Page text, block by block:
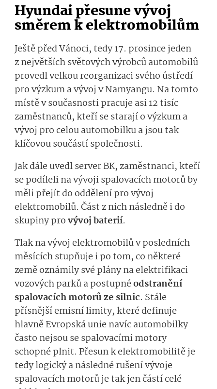
Hyundai přesune vývoj
směrem k elektromobilům
Ještě před Vánoci, tedy 17. prosince jeden
z největších světových výrobců automobilů
provedl velkou reorganizaci svého ústředí
pro výzkum a vývoj v Namyangu. Na tomto
místě v současnosti pracuje asi 12 tisíc
zaměstnanců, kteří se starají o výzkum a
vývoj pro celou automobilku a jsou tak
klíčovou součástí společnosti.
Jak dále uvedl server BK, zaměstnanci, kteří
se podíleli na vývoji spalovacích motorů by
měli přejít do oddělení pro vývoj
elektromobilů. Část z nich následně i do
skupiny provývoj baterií.
Tlak na vývoj elektromobilů v posledních
měsících stupňuje i po tom, co některé
země oznámily své plány na elektrifikaci
vozových parků a postupnéodstranění
spalovacích motorů ze silnic. Stále
přísnější emisní limity, které definuje
hlavně Evropská unie navíc automobilky
často nejsou se spalovacími motory
schopné plnit. Přesun k elektromobilitě je
tedy logický a následné rušení vývoje
spalovacích motorů je tak jen částí celé